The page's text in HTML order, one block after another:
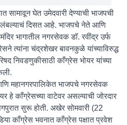
सामावून घेत उमेदवारी देण्याची भाजपची
दिसत आहे. भाजपचे नेते आणि
भागातील नगरसेवक डॉ. रवींद्र उर्फ
त्यांना चंद्रशेखर बावनकुळे यांच्याविरुद्ध
निवडणुकीसाठी काँग्रेस भोयर यांच्या
महानगरपालिकेत भाजपचे नगरसेवक
हे काँग्रेसच्या वाटेवर असल्याची जोरदार
सुरू होती. अखेर सोमवारी (22
काँग्रेस भवनात काँग्रेस पक्षात प्रवेश